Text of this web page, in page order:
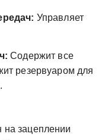
Управляет
Содержит все
резервуаром для
зацеплении